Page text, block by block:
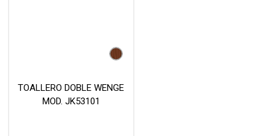
TOALLERO DOBLE WENGE
MOD. JK53101